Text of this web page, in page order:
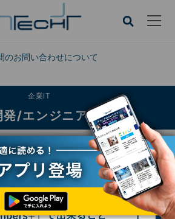
のお問い合わせについて
CLOSE
企業IT
発/エンジニア
エンジニア
Windows 10のサポート継続を要請
MicrosoftにWindows 10のサ